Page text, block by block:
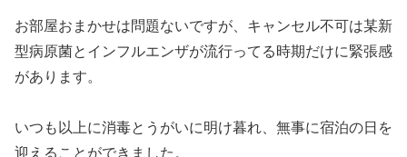
お部屋おまかせは問題ないですが、キャンセル不可は某新
型病原菌とインフルエンザが流行ってる時期だけに緊張感
があります。
いつも以上に消毒とうがいに明け暮れ、無事に宿泊の日を
迎えることができました。